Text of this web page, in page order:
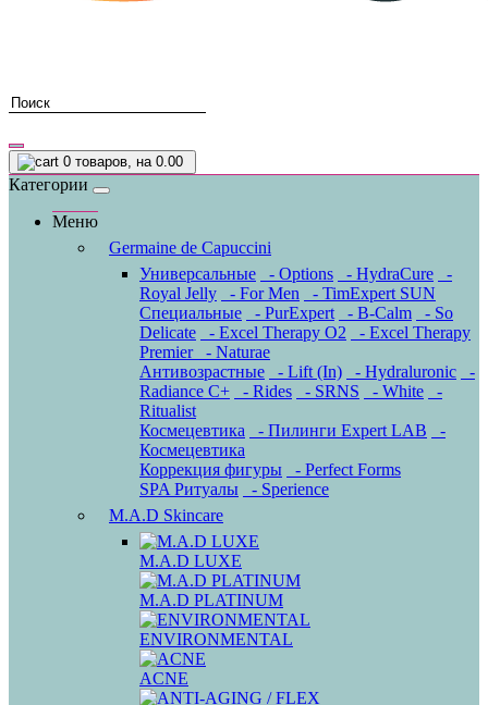
0 товаров, на 0.00
Категории
Меню
Germaine de Capuccini
Универсальные
- Options - HydraCure
-
Royal Jelly
- For Men
- TimExpert SUN
Специальные
- PurExpert - B-Calm
- So
Delicate
- Excel Therapy O2
- Excel Therapy
Premier
- Naturae
Антивозрастные
- Lift (In) - Hydraluronic
-
Radiance C+
- Rides - SRNS - White
-
Ritualist
Космецевтика
- Пилинги Expert LAB
-
Космецевтика
Коррекция фигуры
- Perfect Forms
SPA Ритуалы
- Sperience
M.A.D Skincare
M.A.D LUXE
M.A.D PLATINUM
ENVIRONMENTAL
ACNE